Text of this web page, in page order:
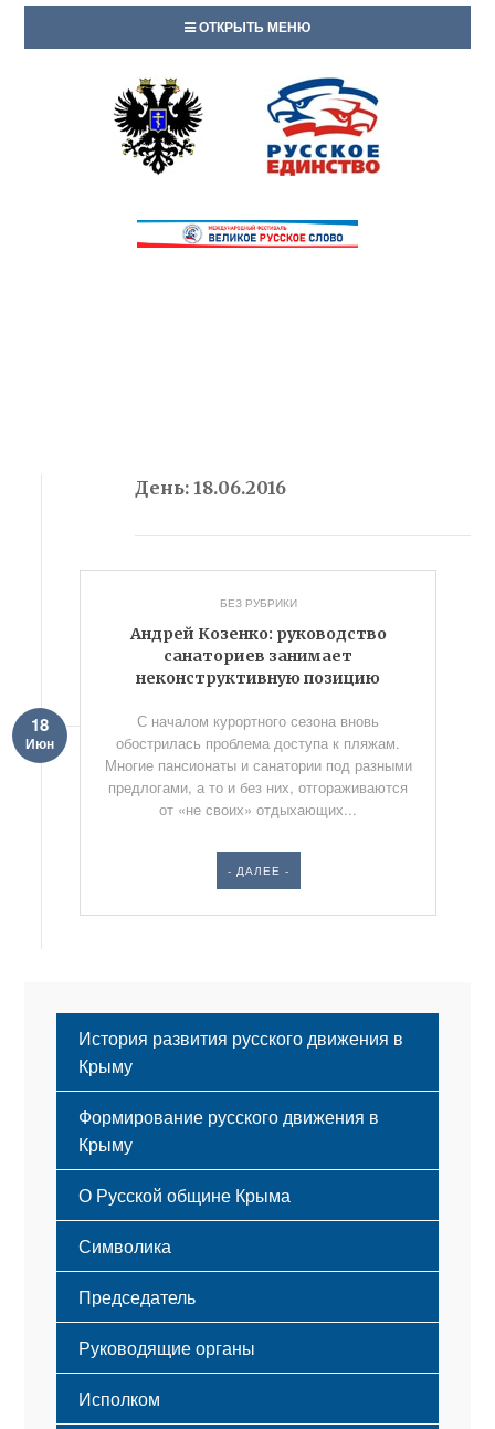
ОТКРЫТЬ МЕНЮ
День:18.06.2016
БЕЗ РУБРИКИ
Андрей Козенко: руководство
санаториев занимает
неконструктивную позицию
18
Июн
С началом курортного сезона вновь
обострилась проблема доступа к пляжам.
Многие пансионаты и санатории под разными
предлогами, а то и без них, отгораживаются
от «не своих» отдыхающих...
- ДАЛЕЕ -
История развития русского движения в
Крыму
Формирование русского движения в
Крыму
Русский Крым
О Русской общине Крыма
Этапы становления
Принципы деятельности
Структура
Мероприятия
Символика
Флаг
Герб
Гимн
Председатель
Руководящие органы
Исполком